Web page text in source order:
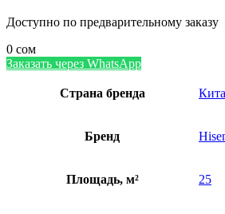
Доступно по предварительному заказу
0 сом
Заказать через WhatsApp
Страна бренда
Бренд
Площадь, м² 25